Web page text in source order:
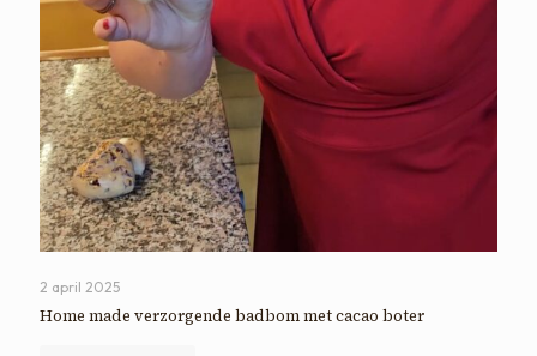
2 april 2025
Home made verzorgende badbom met cacao boter